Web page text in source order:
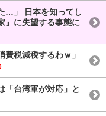
…」 日本を知ってし
』に失望する事態に
税減税するわｗ」
「台湾軍が対応」と